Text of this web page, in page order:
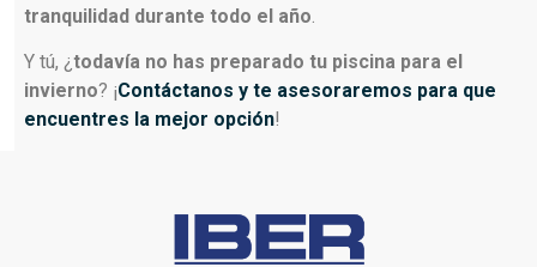
tranquilidad durante todo el año
Y tú, ¿todavía no has preparado tu piscina para el
invierno? ¡Contáctanos y te asesoraremos para que
encuentres la mejor opción!